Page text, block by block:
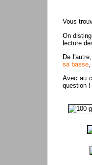
Vous
On
lecture
De
sa basse
Avec au
question